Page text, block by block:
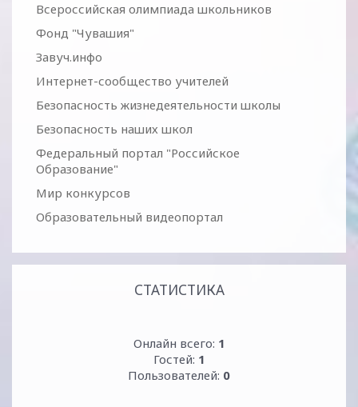
Всероссийская олимпиада школьников
Фонд "Чувашия"
Завуч.инфо
Интернет-сообщество учителей
Безопасность жизнедеятельности школы
Безопасность наших школ
Федеральный портал "Российское
Образование"
Мир конкурсов
Образовательный видеопортал
СТАТИСТИКА
Онлайн всего: 1
Гостей: 1
Пользователей: 0